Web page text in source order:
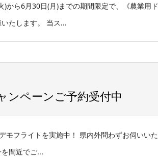
から6月30日(月)までの期間限定で、《農業用ド
たします。 当ス...
ペーンご予約受付中
モフライトを実施中！ 県内外問わずお伺いいた
間近でご...